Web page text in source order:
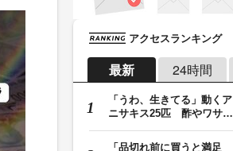
アクセスランキング
最新 24時間
「うわ、生きてる」動くア
ニサキス25匹 酢やワサビ
「品切れ前に買うと満足